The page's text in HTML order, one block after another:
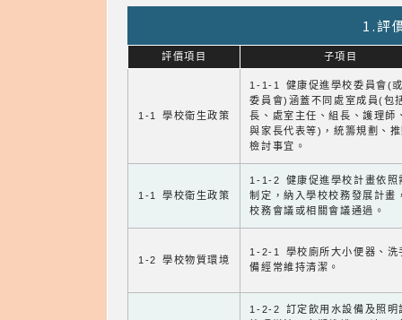
1.評
評價項目 子項目
1-1 學校衛生政策
1-1-1 健康促進學校委員會(
委員會)涵蓋不同處室成員(包
長、處室主任、組長、護理師
與家長代表等)，統籌規劃、
檢討事宜。
1-1 學校衛生政策
1-1-2 健康促進學校計畫依照
制定，納入學校校務發展計畫
校務會議或相關會議通過。
1-2 學校物質環境
1-2-1 學校廁所大小便器、洗
備經常維持清潔。
1-2-2 訂定飲用水設備及照明